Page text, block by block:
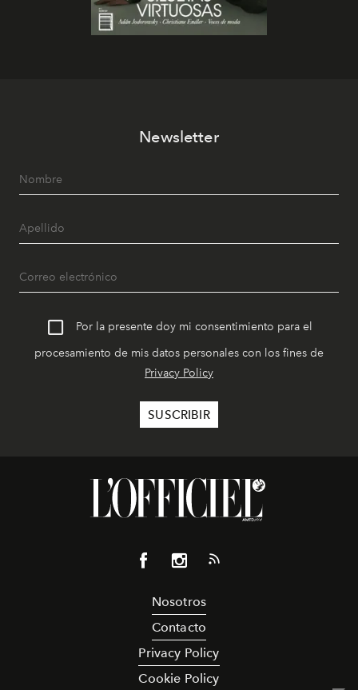
Newsletter
Por la presente doy mi consentimiento para el
procesamiento de mis datos personales con los fines de
Privacy Policy
Nosotros
Contacto
Privacy Policy
Cookie Policy